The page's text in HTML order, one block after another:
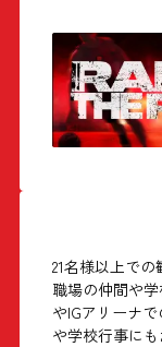
21名様以上で
職場の仲間や
やIGアリーナ
や学校行事にも